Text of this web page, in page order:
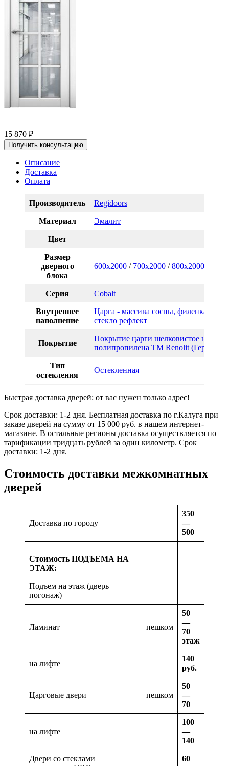
15 870 ₽
Получить консультацию
Описание
Доставка
Оплата
Производитель Regidoors
Материал Эмалит
Цвет
Размер
дверного
блока
600x2000 / 700x2000 /800x2000
Серия Cobalt
Внутреннее
наполнение
Царга - массива сосны, филенка
стекло рефлект
Покрытие
Покрытие царги шелковистое на
полипропилена TM Renolit (Германия)
Тип
остекления
Остекленная
Быстрая доставка дверей: от вас нужен только адрес!
Срок доставки: 1-2 дня. Бесплатная доставка по г.Калуга при
заказе дверей на сумму от 15 000 руб. в нашем интернет-
магазине. В остальные регионы доставка осуществляется по
тарификации тридцать рублей за один километр. Срок
доставки: 1-2 дня.
Стоимость доставки межкомнатных
дверей
Доставка по городу
350
—
500
Стоимость ПОДЪЕМА НА
ЭТАЖ:
Подъем на этаж (дверь +
погонаж)
Ламинат пешком
50
—
70
этаж
на лифте
140
руб.
Царговые двери пешком
50
—
70
на лифте
100
—
140
Двери со стеклами
60